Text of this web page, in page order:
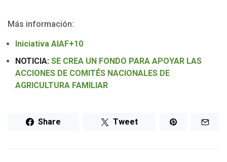
Más información:
Iniciativa AIAF+10
NOTICIA: SE CREA UN FONDO PARA APOYAR LAS
ACCIONES DE COMITÉS NACIONALES DE
AGRICULTURA FAMILIAR
Share Tweet